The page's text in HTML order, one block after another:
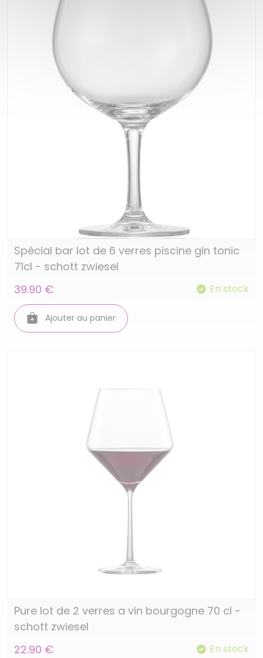
Spécial bar lot de 6 verres piscine gin tonic
71cl - schott zwiesel
39.90 €
En stock
Ajouter au panier
Pure lot de 2 verres a vin bourgogne 70 cl -
schott zwiesel
22.90 €
En stock